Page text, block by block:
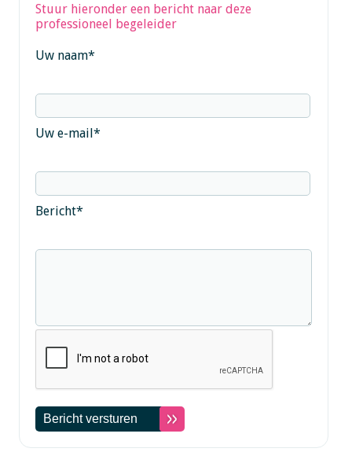
Stuur hieronder een bericht naar deze
professioneel begeleider
Uw naam*
Uw e-mail*
Bericht*